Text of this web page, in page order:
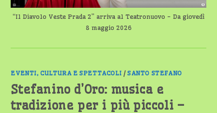
“Il Diavolo Veste Prada 2” arriva al Teatronuovo - Da giovedì
8 maggio 2026
EVENTI, CULTURA E SPETTACOLI /SANTO STEFANO
Stefanino d’Oro: musica e
tradizione per i più piccoli –